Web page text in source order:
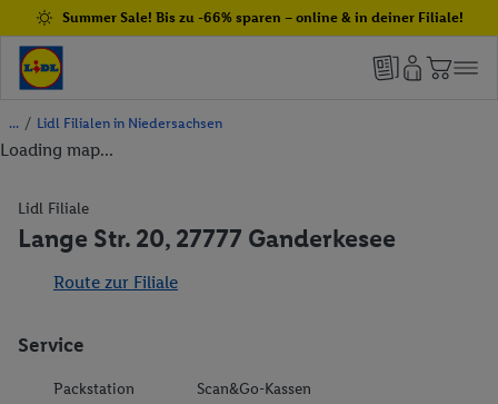
Summer Sale! Bis zu -66% sparen – online & in deiner Filiale!
/ Lidl Filialen in Niedersachsen
Loading map...
Lidl Filiale
Lange Str. 20, 27777 Ganderkesee
Route zur Filiale
Service
Packstation Scan&Go-Kassen